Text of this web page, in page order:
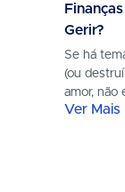
Gerir?
Se há
(ou
amor, não
Ver Mais